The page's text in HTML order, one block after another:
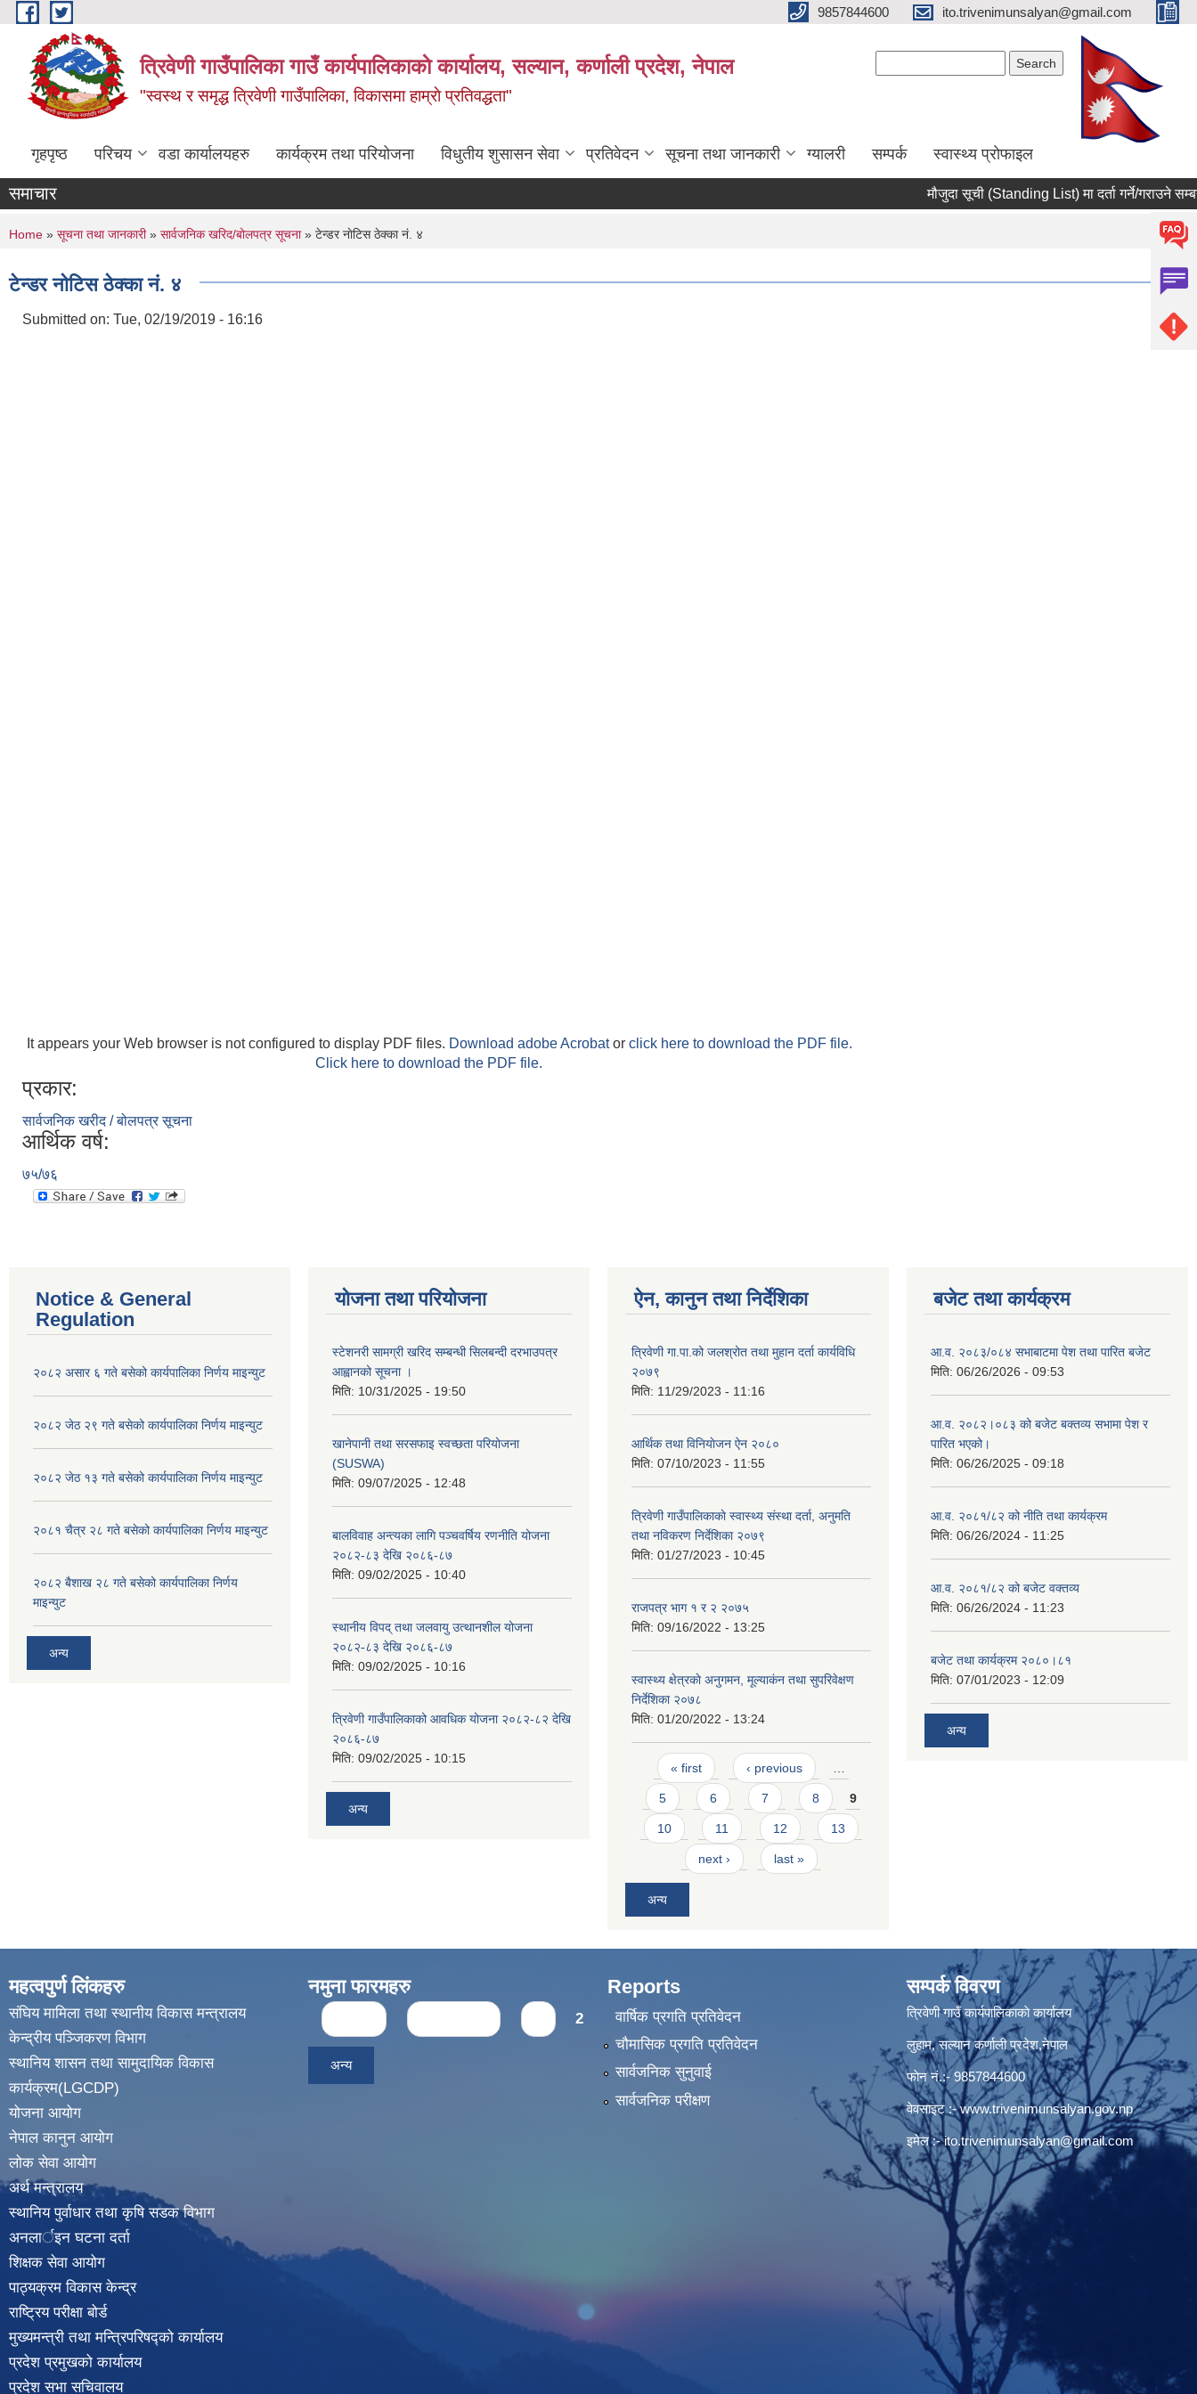
Skip to main content 9857844600 ito.trivenimunsalyan@gmail.com
त्रिवेणी गाउँपालिका गाउँ कार्यपालिकाकाे कार्यालय, सल्यान, कर्णाली प्रदेश, नेपाल
"स्वस्थ र समृद्ध त्रिवेणी गाउँपालिका, विकासमा हाम्राे प्रतिवद्धता"
गृहपृष्ठ परिचय वडा कार्यालयहरु कार्यक्रम तथा परियोजना विधुतीय शुसासन सेवा प्रतिवेदन सूचना तथा जानकारी ग्यालरी सम्पर्क स्वास्थ्य प्राेफाइल
समाचार मौजुदा सूची (Standing List) मा दर्ता गर्ने/गराउने
You are here
Home » सूचना तथा जानकारी» सार्वजनिक खरिद/बोलपत्र सूचना» टेन्डर नाेटिस ठेक्का नं. ४
टेन्डर नाेटिस ठेक्का नं. ४
Submitted on: Tue, 02/19/2019 - 16:16
It appears your Web browser is not configured to display PDF files. Download adobe Acrobator click here to download the PDF file.
Click here to download the PDF file.
प्रकार:
सार्वजनिक खरीद / बोलपत्र सूचना
आर्थिक वर्ष:
७५/७६
Notice & General
Regulation
२०८२ असार ६ गते बसेको कार्यपालिका निर्णय माइन्युट
२०८२ जेठ २९ गते बसेको कार्यपालिका निर्णय माइन्युट
२०८२ जेठ १३ गते बसेको कार्यपालिका निर्णय माइन्युट
२०८१ चैत्र २८ गते बसेको कार्यपालिका निर्णय माइन्युट
२०८२ बैशाख २८ गते बसेको कार्यपालिका निर्णय
माइन्युट
अन्य
योजना तथा परियोजना
स्टेशनरी सामग्री खरिद सम्बन्धी सिलबन्दी दरभाउपत्र
आह्वानको सूचना ।
मिति: 10/31/2025 - 19:50
खानेपानी तथा सरसफाइ स्वच्छता परियोजना
(SUSWA)
मिति: 09/07/2025 - 12:48
बालविवाह अन्त्यका लागि पञ्चवर्षिय रणनीति योजना
२०८२-८३ देखि २०८६-८७
मिति: 09/02/2025 - 10:40
स्थानीय विपद् तथा जलवायु उत्थानशील योजना
२०८२-८३ देखि २०८६-८७
मिति: 09/02/2025 - 10:16
त्रिवेणी गाउँपालिकाको आवधिक योजना २०८२-८२ देखि
२०८६-८७
मिति: 09/02/2025 - 10:15
अन्य
ऐन, कानुन तथा निर्देशिका
त्रिवेणी गा.पा.को जलश्रोत तथा मुहान दर्ता कार्यविधि
२०७९
मिति: 11/29/2023 - 11:16
आर्थिक तथा विनियाेजन ऐन २०८०
मिति: 07/10/2023 - 11:55
त्रिवेणी गाउँपालिकाकाे स्वास्थ्य संस्था दर्ता, अनुमति
तथा नविकरण निर्देशिका २०७९
मिति: 01/27/2023 - 10:45
राजपत्र भाग १ र २ २०७५
मिति: 09/16/2022 - 13:25
स्वास्थ्य क्षेत्रकाे अनुगमन, मूल्याकंन तथा सुपरिवेक्षण
निर्देशिका २०७८
मिति: 01/20/2022 - 13:24
Pages
« first ‹ previous
5 6 7 8 9
10 11 12 13
next › last »
अन्य
बजेट तथा कार्यक्रम
आ.व. २०८३/०८४ सभाबाटमा पेश तथा पारित बजेट
मिति: 06/26/2026 - 09:53
आ‍.व. २०८२।०८३ को बजेट बक्तव्य सभामा पेश र
पारित भएको।
मिति: 06/26/2025 - 09:18
आ.व. २०८१/८२ को नीति तथा कार्यक्रम
मिति: 06/26/2024 - 11:25
आ.व. २०८१/८२ को बजेट वक्तव्य
मिति: 06/26/2024 - 11:23
बजेट तथा कार्यक्रम २०८०।८१
मिति: 07/01/2023 - 12:09
अन्य
महत्वपुर्ण लिंकहरु
संघिय मामिला तथा स्थानीय विकास मन्त्रालय
केन्द्रीय पञ्जिकरण विभाग
स्थानिय शासन तथा सामुदायिक विकास
कार्यक्रम(LGCDP)
योजना आयोग
नेपाल कानुन आयोग
लोक सेवा आयोग
अर्थ मन्त्रालय
स्थानिय पुर्वाधार तथा कृषि सडक विभाग
अनलार्इन घटना दर्ता
शिक्षक सेवा आयोग
पाठ्यक्रम विकास केन्द्र
राष्ट्रिय परीक्षा बोर्ड
मुख्यमन्त्री तथा मन्त्रिपरिषद्को कार्यालय
प्रदेश प्रमुखको कार्यालय
प्रदेश सभा सचिवालय
नमुना फारमहरु
Pages 2
अन्य
Reports
वार्षिक प्रगति प्रतिवेदन
चौमासिक प्रगति प्रतिवेदन
सार्वजनिक सुनुवाई
सार्वजनिक परीक्षण
सम्पर्क विवरण
त्रिवेणी गाउँ कार्यपालिकाकाे कार्यालय
लुहाम, सल्यान कर्णाली प्रदेश,नेपाल
फाेन नं.:- 9857844600
वेवसाइट :-www.trivenimunsalyan.gov.np
इमेल :-ito.trivenimunsalyan@gmail.com